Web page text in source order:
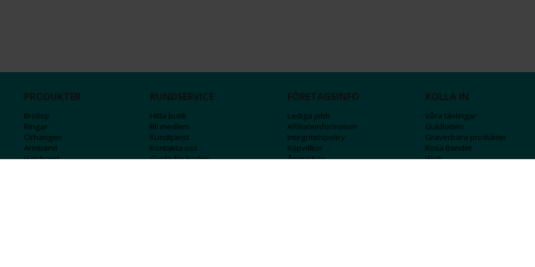
PRODUKTER
Bröllop
Ringar
Örhängen
Armband
Halsband
KUNDSERVICE
Hitta butik
Bli medlem
Kundtjänst
Kontakta oss
Guide för kedjor
FÖRETAGSINFO
Lediga jobb
Affiliateinformation
Integritetspolicy
Köpvillkor
Ångra Köp
KOLLA IN
Våra tävlingar
Guldlotten
Graverbara produkter
Rosa Bandet
Wolt